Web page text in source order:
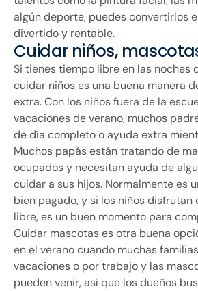
algún deporte, puedes convertirlos
divertido y rentable.
Cuidar niños,
Si tienes tiempo libre en las noches
cuidar niños es una buena manera
extra. Con los niños fuera de la
vacaciones de verano, muchos
de día completo o ayuda extra
Muchos papás están tratando de
ocupados y necesitan ayuda de
cuidar a sus hijos. Normalmente es
bien pagado, y si los niños disfrutan
libre, es un buen momento para
Cuidar mascotas es otra buena
en el verano cuando muchas
vacaciones o por trabajo y las
pueden venir, así que los dueños